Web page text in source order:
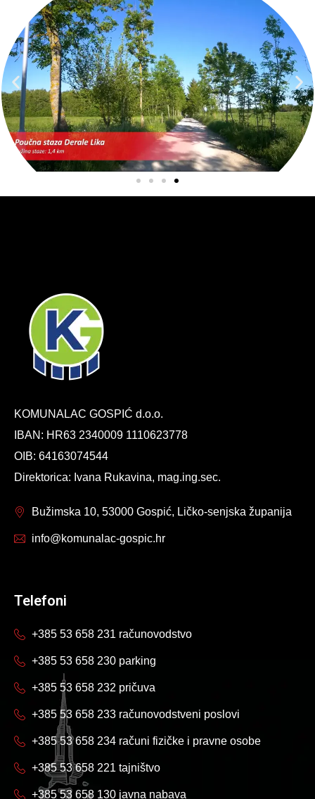
KOMUNALAC GOSPIĆ d.o.o.
IBAN: HR63 2340009 1110623778
OIB: 64163074544
Direktorica: Ivana Rukavina, mag.ing.sec.
Bužimska 10, 53000 Gospić, Ličko-senjska županija
info@komunalac-gospic.hr
Telefoni
+385 53 658 231 računovodstvo
+385 53 658 230 parking
+385 53 658 232 pričuva
+385 53 658 233 računovodstveni poslovi
+385 53 658 234 računi fizičke i pravne osobe
+385 53 658 221 tajništvo
+385 53 658 130 javna nabava